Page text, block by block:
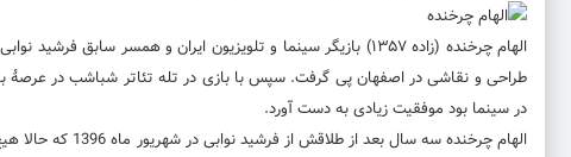
الهام چرخنده (زاده ۱۳۵۷) بازیگر سینما و تلویزیون ایران و
طراحی و نقاشی در اصفهان پی گرفت. سپس با بازی در تله تئاتر شباشب در
در سینما بود موفقیت زیادی به دست آورد.
الهام چرخنده سه